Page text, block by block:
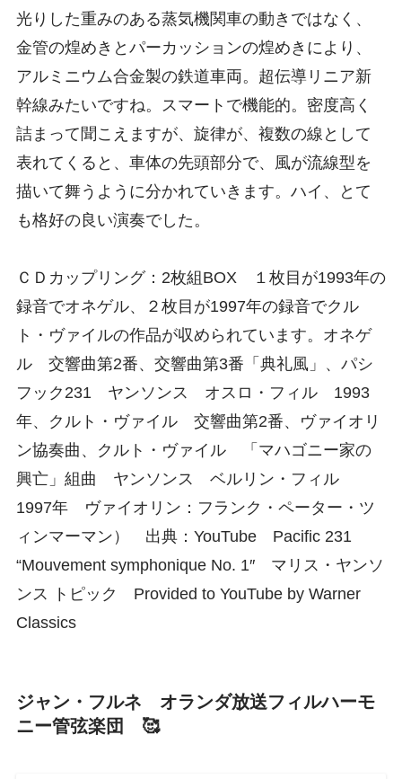
光りした重みのある蒸気機関車の動きではなく、
金管の煌めきとパーカッションの煌めきにより、
アルミニウム合金製の鉄道車両。超伝導リニア新
幹線みたいですね。スマートで機能的。密度高く
詰まって聞こえますが、旋律が、複数の線として
表れてくると、車体の先頭部分で、風が流線型を
描いて舞うように分かれていきます。ハイ、とて
も格好の良い演奏でした。
ＣＤカップリング：2枚組BOX １枚目が1993年の
録音でオネゲル、２枚目が1997年の録音でクル
ト・ヴァイルの作品が収められています。オネゲ
ル 交響曲第2番、交響曲第3番「典礼風」、パシ
フック231 ヤンソンス オスロ・フィル 1993
年、クルト・ヴァイル 交響曲第2番、ヴァイオリ
ン協奏曲、クルト・ヴァイル 「マハゴニー家の
興亡」組曲 ヤンソンス ベルリン・フィル
1997年 ヴァイオリン：フランク・ペーター・ツ
ィンマーマン） 出典：YouTube Pacific 231
“Mouvement symphonique No. 1″ マリス・ヤンソ
ンス トピック Provided to YouTube by Warner
Classics
ジャン・フルネ オランダ放送フィルハーモ
ニー管弦楽団 🥰